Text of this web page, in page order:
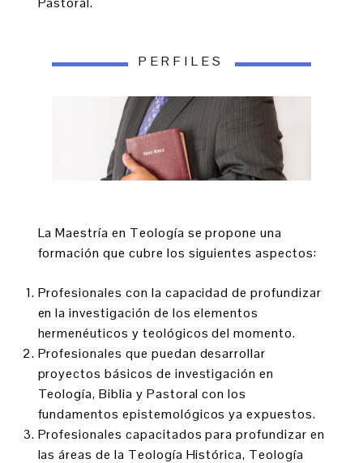
PERFILES
La Maestría en Teología se propone una
formación que cubre los siguientes aspectos:
Profesionales con la capacidad de profundizar
en la investigación de los elementos
hermenéuticos y teológicos del momento.
Profesionales que puedan desarrollar
proyectos básicos de investigación en
Teología, Biblia y Pastoral con los
fundamentos epistemológicos ya expuestos.
Profesionales capacitados para profundizar en
las áreas de la Teología Histórica, Teología